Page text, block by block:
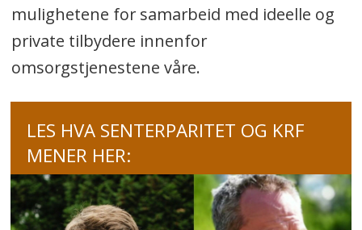
mulighetene for samarbeid med ideelle og
private tilbydere innenfor
omsorgstjenestene våre.
LES HVA SENTERPARITET OG KRF
MENER HER: